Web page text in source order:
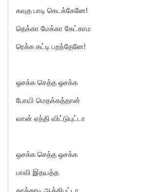
கவுத பாடி கெடக்கேனே!
தெக்கா மேக்கா கேட்காம
ரெக்க கட்டி பறந்தேனே!
ஒசக்க செத்த ஒசக்க
போயி மெதக்கத்தான்
வான் ஏத்தி விட்டுபுட்டா
ஒசக்க செத்த ஒசக்க
பாவி இதயத்த